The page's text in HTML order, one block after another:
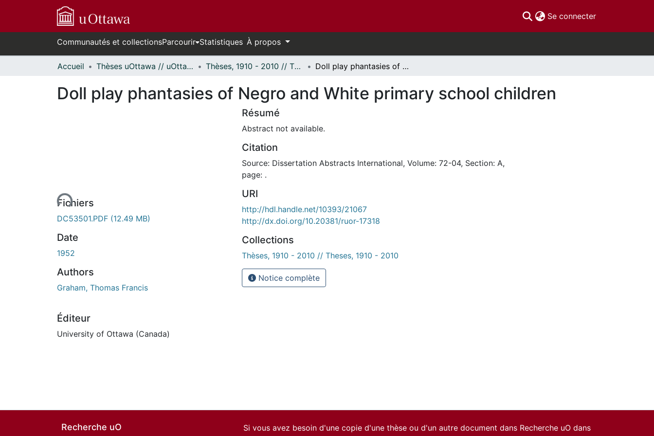
Se connecter(current)
Communautés et collectionsParcourir Statistiques À propos
Accueil Thèses uOttawa // uOttawa Theses Thèses, 1910 - 2010 // Theses, 1910 - 2010 Doll play phantasies of Negro and White primary school children
Doll play phantasies of Negro and White primary school children
de chargement...Fichiers
DC53501.PDF (12.49 MB)
Date
1952
Authors
Graham, Thomas Francis
Éditeur
University of Ottawa (Canada)
Résumé
Abstract not available.
Citation
Source: Dissertation Abstracts International, Volume: 72-04, Section: A,
page: .
URI
http://hdl.handle.net/10393/21067
http://dx.doi.org/10.20381/ruor-17318
Collections
Thèses, 1910 - 2010 // Theses, 1910 - 2010
Notice complète
Recherche uO
Si vous avez besoin d'une copie d'une thèse ou d'un autre document dans Recherche uO dans